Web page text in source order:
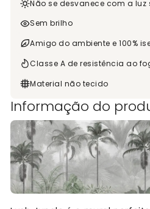
Não se desvanece com a luz
Sem brilho
Amigo do ambiente e 100%
Classe A de resistência ao
Material não tecido
Informação do